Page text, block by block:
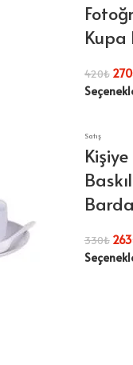
Kupa
420₺ 270
Satış
330₺ 263